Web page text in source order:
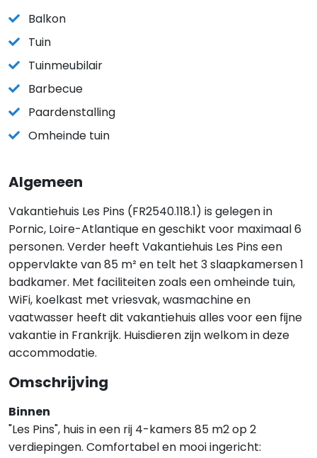
Balkon
Tuin
Tuinmeubilair
Barbecue
Paardenstalling
Omheinde tuin
Algemeen
Vakantiehuis Les Pins (FR2540.118.1) is gelegen in
Pornic, Loire-Atlantique en geschikt voor maximaal 6
personen. Verder heeft Vakantiehuis Les Pins een
oppervlakte van 85 m² en telt het 3 slaapkamersen 1
badkamer. Met faciliteiten zoals een omheinde tuin,
WiFi, koelkast met vriesvak, wasmachine en
vaatwasser heeft dit vakantiehuis alles voor een fijne
vakantie in Frankrijk. Huisdieren zijn welkom in deze
accommodatie.
Omschrijving
Binnen
"Les Pins", huis in een rij 4-kamers 85 m2 op 2
verdiepingen. Comfortabel en mooi ingericht: